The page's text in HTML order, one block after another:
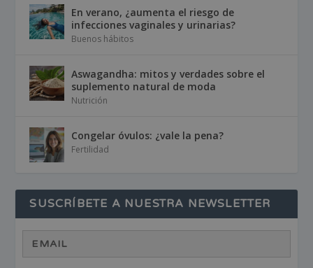
En verano, ¿aumenta el riesgo de
infecciones vaginales y urinarias?
Buenos hábitos
Aswagandha: mitos y verdades sobre el
suplemento natural de moda
Nutrición
Congelar óvulos: ¿vale la pena?
Fertilidad
SUSCRÍBETE A NUESTRA NEWSLETTER